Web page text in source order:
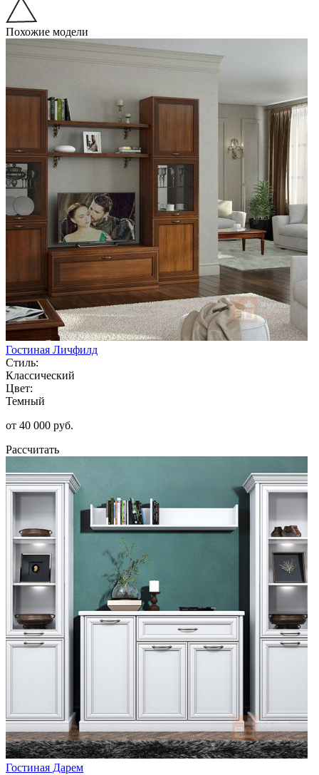
Похожие модели
Гостиная Личфилд
Стиль:
Классический
Цвет:
Темный
от 40 000 руб.
Рассчитать
Гостиная Дарем